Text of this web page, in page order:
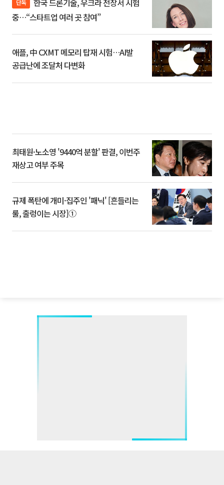
단독
중…“스타트업 여러 곳 참여”
애플, 中 CXMT 메모리 탑재 시험…AI발
공급난에 조달처 다변화
최태원·노소영 '9440억 분할' 판결, 이번주
재상고 여부 주목
규제 폭탄에 개미·집주인 '패닉' [흔들리는
룰, 출렁이는 시장]①